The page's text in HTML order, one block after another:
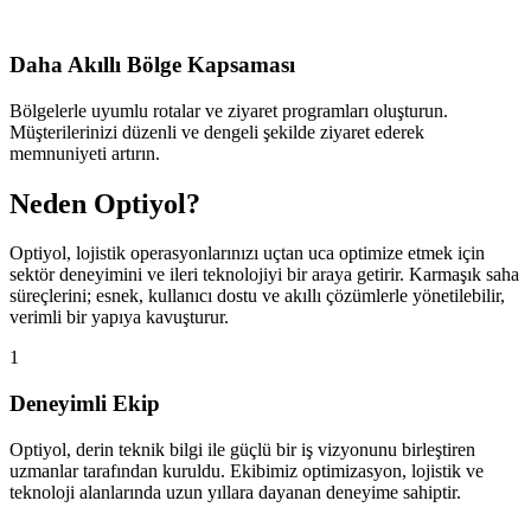
Daha Akıllı Bölge Kapsaması
Bölgelerle uyumlu rotalar ve ziyaret programları oluşturun.
Müşterilerinizi düzenli ve dengeli şekilde ziyaret ederek
memnuniyeti artırın.
Neden Optiyol?
Optiyol, lojistik operasyonlarınızı uçtan uca optimize etmek için
sektör deneyimini ve ileri teknolojiyi bir araya getirir. Karmaşık saha
süreçlerini; esnek, kullanıcı dostu ve akıllı çözümlerle yönetilebilir,
verimli bir yapıya kavuşturur.
1
Deneyimli Ekip
Optiyol, derin teknik bilgi ile güçlü bir iş vizyonunu birleştiren
uzmanlar tarafından kuruldu. Ekibimiz optimizasyon, lojistik ve
teknoloji alanlarında uzun yıllara dayanan deneyime sahiptir.